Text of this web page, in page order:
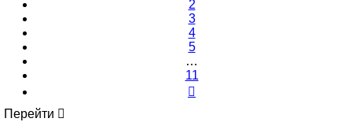
2
3
4
5
…
11
Перейти